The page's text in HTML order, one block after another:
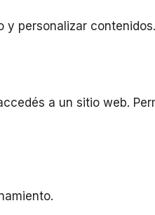
personalizar
a un sitio web.